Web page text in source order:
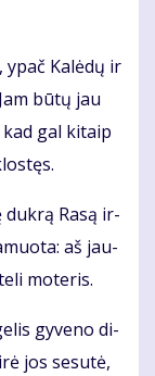
Ka­lė­dų ir
bū­tų jau
gal ki­taip
duk­rą Ra­są ir­
aš jau­
mo­te­ris.
gy­ve­no di­
jos se­su­tė,